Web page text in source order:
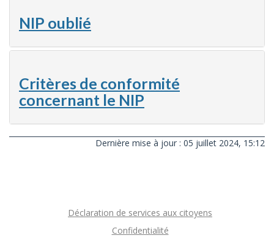
NIP oublié
Critères de conformité
concernant le NIP
Dernière mise à jour : 05 juillet 2024, 15:12
Déclaration de services aux citoyens
Confidentialité